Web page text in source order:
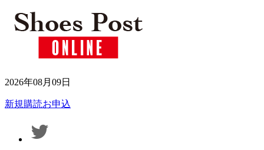
2026年08月09日
新規購読お申込